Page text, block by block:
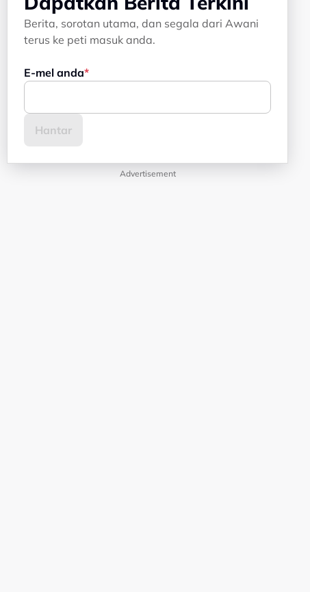
Berita, sorotan utama, dan segala dari Awani
terus ke peti masuk anda.
E-mel anda
Advertisement